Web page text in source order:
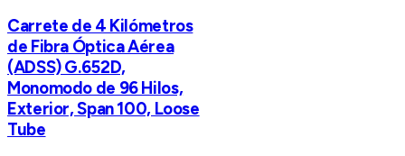
Carrete de 4 Kilómetros
de Fibra Óptica Aérea
(ADSS) G.652D,
Monomodo de 96 Hilos,
Exterior, Span 100, Loose
Tube